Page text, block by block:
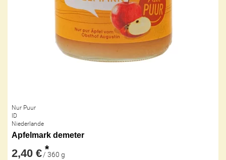
Nur Puur
ID
Niederlande
Apfelmark demeter
2,40 € *
/ 360 g